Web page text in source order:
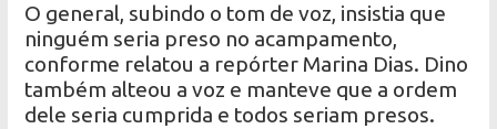
O general, subindo o tom de voz, insistia que
ninguém seria preso no acampamento,
conforme relatou a repórter Marina Dias. Dino
também alteou a voz e manteve que a ordem
dele seria cumprida e todos seriam presos.